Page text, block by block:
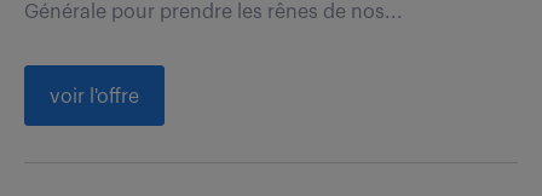
Générale pour prendre les rênes de nos...
voir l'offre